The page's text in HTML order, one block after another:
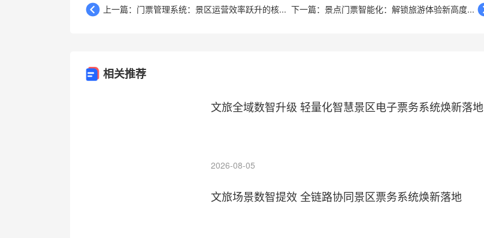
上一篇：门票管理系统：景区运营效率跃升的核... 下一篇：景点门票智能化：解锁旅游体验新高度...
相关推荐
文旅全域数智升级 轻量化智慧景区电子票务系统焕新落地
2026-08-05
文旅场景数智提效 全链路协同景区票务系统焕新落地